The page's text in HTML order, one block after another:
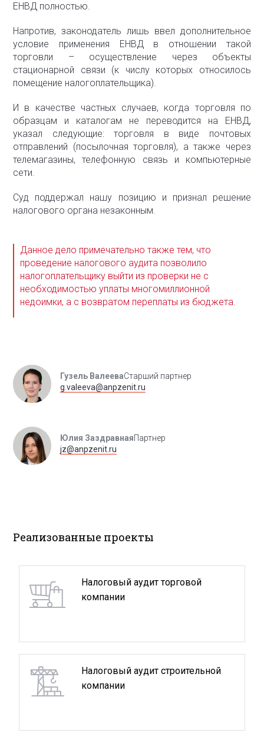
ЕНВД полностью.
Напротив, законодатель лишь ввел дополнительное
условие применения ЕНВД в отношении такой
торговли – осуществление через объекты
стационарной связи (к числу которых относилось
помещение налогоплательщика).
И в качестве частных случаев, когда торговля по
образцам и каталогам не переводится на ЕНВД,
указал следующие: торговля в виде почтовых
отправлений (посылочная торговля), а также через
телемагазины, телефонную связь и компьютерные
сети.
Суд поддержал нашу позицию и признал решение
налогового органа незаконным.
Данное дело примечательно также тем, что
проведение налогового аудита позволило
налогоплательщику выйти из проверки не с
необходимостью уплаты многомиллионной
недоимки, а с возвратом переплаты из бюджета.
Гузель ВалееваСтарший партнер
g.valeeva@anpzenit.ru
Юлия ЗаздравнаяПартнер
jz@anpzenit.ru
Реализованные проекты
Налоговый аудит торговой
компании
Налоговый аудит строительной
компании